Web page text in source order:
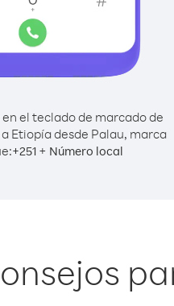
el teclado de marcado de
Etiopía desde Palau, marca
+251+ Número local